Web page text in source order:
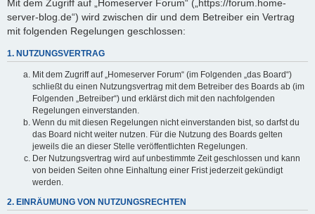
Mit dem Zugriff auf „Homeserver Forum“ („https://forum.home-
server-blog.de“) wird zwischen dir und dem Betreiber ein Vertrag
mit folgenden Regelungen geschlossen:
1. NUTZUNGSVERTRAG
Mit dem Zugriff auf „Homeserver Forum“ (im Folgenden „das Board“)
schließt du einen Nutzungsvertrag mit dem Betreiber des Boards ab (im
Folgenden „Betreiber“) und erklärst dich mit den nachfolgenden
Regelungen einverstanden.
Wenn du mit diesen Regelungen nicht einverstanden bist, so darfst du
das Board nicht weiter nutzen. Für die Nutzung des Boards gelten
jeweils die an dieser Stelle veröffentlichten Regelungen.
Der Nutzungsvertrag wird auf unbestimmte Zeit geschlossen und kann
von beiden Seiten ohne Einhaltung einer Frist jederzeit gekündigt
werden.
2. EINRÄUMUNG VON NUTZUNGSRECHTEN